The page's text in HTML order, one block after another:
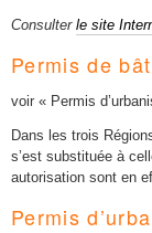
Consulter le site
Permis de
voir « Permis
Dans les trois
s’est substituée à
autorisation sont en
Permis